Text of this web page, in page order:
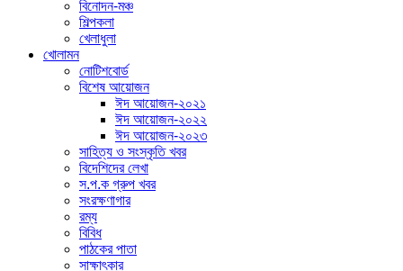
বিনোদন-মঞ্চ
শিল্পকলা
খেলাধুলা
খোলামন
নোটিশবোর্ড
বিশেষ আয়োজন
ঈদ আয়োজন-২০২১
ঈদ আয়োজন-২০২২
ঈদ আয়োজন-২০২৩
সাহিত্য ও সংস্কৃতি খবর
বিদেশিদের লেখা
স.প.ক গ্রুপ খবর
সংরক্ষণাগার
রম্য
বিবিধ
পাঠকের পাতা
সাক্ষাৎকার